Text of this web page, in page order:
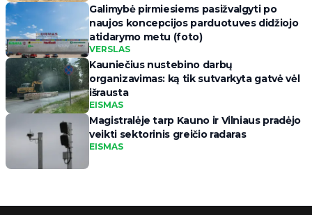
Galimybė pirmiesiems pasižvalgyti po
naujos koncepcijos parduotuves didžiojo
atidarymo metu (foto)
VERSLAS
Kauniečius nustebino darbų
organizavimas: ką tik sutvarkyta gatvė vėl
išrausta
EISMAS
Magistralėje tarp Kauno ir Vilniaus pradėjo
veikti sektorinis greičio radaras
EISMAS